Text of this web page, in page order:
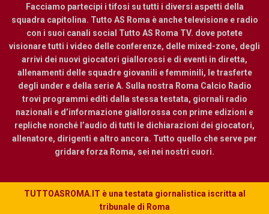
Facciamo partecipi i tifosi su tutti i diversi aspetti della
squadra capitolina. Tutto AS Roma è anche televisione e radio
con i suoi canali social Tutto AS Roma TV. dove potete
visionare tutti i video delle conferenze, delle mixed-zone, degli
arrivi dei nuovi giocatori giallorossi e di eventi in diretta,
allenamenti delle squadre giovanili e femminili, le trasferte
degli under e della serie A. Sulla nostra Roma Calcio Radio
trovi programmi editi dalla stessa testata, giornali radio
nazionali e d’informazione giallorossa con prime edizioni e
repliche nonché l’audio di tutti le dichiarazioni dei giocatori,
allenatore, dirigenti e altro ancora. Tutto quello che serve per
gridare forza Roma, sei nei nostri cuori.
TUTTOASROMA.IT è una testata giornalistica iscritta al
tribunale di Roma